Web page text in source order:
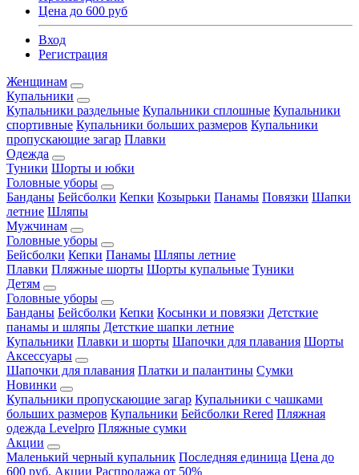
Цена до 600 руб
Вход
Регистрация
Женщинам
Купальники
Купальники раздельные Купальники сплошные Купальники
спортивные Купальники больших размеров Купальники
пропускающие загар Плавки
Одежда
Туники Шорты и юбки
Головные уборы
Банданы Бейсболки Кепки Козырьки Панамы Повязки Шапки
летние Шляпы
Мужчинам
Головные уборы
Бейсболки Кепки Панамы Шляпы летние
Плавки Пляжные шорты Шорты купальные Туники
Детям
Головные уборы
Банданы Бейсболки Кепки Косынки и повязки Детсткие
панамы и шляпы Детсткие шапки летние
Купальники Плавки и шорты Шапочки для плавания Шорты
Аксессуары
Шапочки для плавания Платки и палантины Сумки
Новинки
Купальники пропускающие загар Купальники с чашками
больших размеров Купальники Бейсболки Rered Пляжная
одежда Levelpro Пляжные сумки
Акции
Маленький черный купальник Последняя единица Цена до
600 руб. Акции Распродажа от 50%